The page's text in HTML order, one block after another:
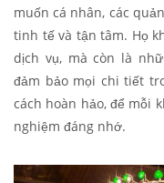
muốn cá nhân, các
tinh tế và tận tâm. Họ
dịch vụ, mà còn là
đảm bảo mọi chi tiết
cách hoàn hảo, để mỗi
nghiệm đáng nhớ.